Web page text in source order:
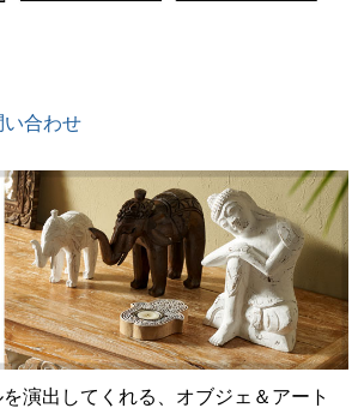
い合わせ
演出してくれる、オブジェ＆アート